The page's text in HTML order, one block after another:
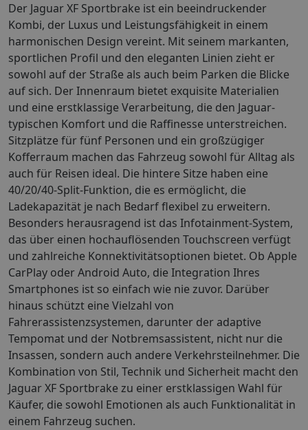
Der Jaguar XF Sportbrake ist ein beeindruckender
Kombi, der Luxus und Leistungsfähigkeit in einem
harmonischen Design vereint. Mit seinem markanten,
sportlichen Profil und den eleganten Linien zieht er
sowohl auf der Straße als auch beim Parken die Blicke
auf sich. Der Innenraum bietet exquisite Materialien
und eine erstklassige Verarbeitung, die den Jaguar-
typischen Komfort und die Raffinesse unterstreichen.
Sitzplätze für fünf Personen und ein großzügiger
Kofferraum machen das Fahrzeug sowohl für Alltag als
auch für Reisen ideal. Die hintere Sitze haben eine
40/20/40-Split-Funktion, die es ermöglicht, die
Ladekapazität je nach Bedarf flexibel zu erweitern.
Besonders herausragend ist das Infotainment-System,
das über einen hochauflösenden Touchscreen verfügt
und zahlreiche Konnektivitätsoptionen bietet. Ob Apple
CarPlay oder Android Auto, die Integration Ihres
Smartphones ist so einfach wie nie zuvor. Darüber
hinaus schützt eine Vielzahl von
Fahrerassistenzsystemen, darunter der adaptive
Tempomat und der Notbremsassistent, nicht nur die
Insassen, sondern auch andere Verkehrsteilnehmer. Die
Kombination von Stil, Technik und Sicherheit macht den
Jaguar XF Sportbrake zu einer erstklassigen Wahl für
Käufer, die sowohl Emotionen als auch Funktionalität in
einem Fahrzeug suchen.